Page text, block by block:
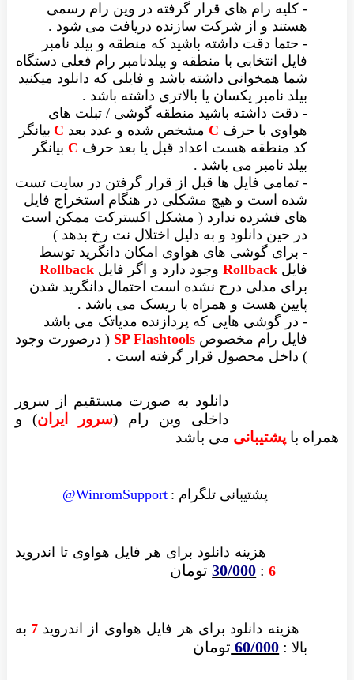
- کلیه رام های قرار گرفته در وین رام رسمی
هستند و از شرکت سازنده دریافت می شود .
- حتما دقت داشته باشید که منطقه و بیلد نامبر
فایل انتخابی با منطقه و بیلدنامبر رام فعلی دستگاه
شما همخوانی داشته باشد و فایلی که دانلود میکنید
بیلد نامبر یکسان یا بالاتری داشته باشد .
- دقت داشته باشید منطقه گوشی / تبلت های
هواوی با حرف C مشخص شده و عدد بعد C بیانگر
کد منطقه هست اعداد قبل یا بعد حرف Cبیانگر
بیلد نامبر می باشد .
- تمامی فایل ها قبل از قرار گرفتن در سایت تست
شده است و هیچ مشکلی در هنگام استخراج فایل
های فشرده ندارد ( مشکل اکسترکت ممکن است
در حین دانلود و به دلیل اختلال نت رخ بدهد )
- برای گوشی های هواوی امکان دانگرید توسط
فایل Rollbackوجود دارد و اگر فایل Rollback
برای مدلی درج نشده است احتمال دانگرید شدن
پایین هست و همراه با ریسک می باشد .
- در گوشی هایی که پردازنده مدیاتک می باشد
فایل رام مخصوص SP Flashtools ( درصورت وجود
) داخل محصول قرار گرفته است .
دانلود به صورت مستقیم از سرور
داخلی وین رام (سرور ایران) و
همراه با پشتیبانی می باشد
پشتیبانی تلگرام : WinromSupport@
هزینه دانلود برای هر فایل هواوی تا اندروید
6
:
30/000تومان
هزینه دانلود برای هر فایل هواوی از اندروید7 به
بالا :
60/000 تومان